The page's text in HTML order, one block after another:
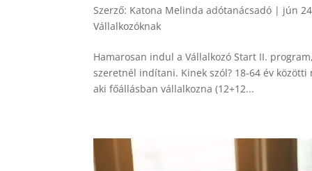
Szerző: Katona Melinda adótanácsadó | jún
Vállalkozóknak
Hamarosan indul a Vállalkozó Start II.
szeretnél indítani. Kinek szól? 18-64 év
aki főállásban vállalkozna (12+12...